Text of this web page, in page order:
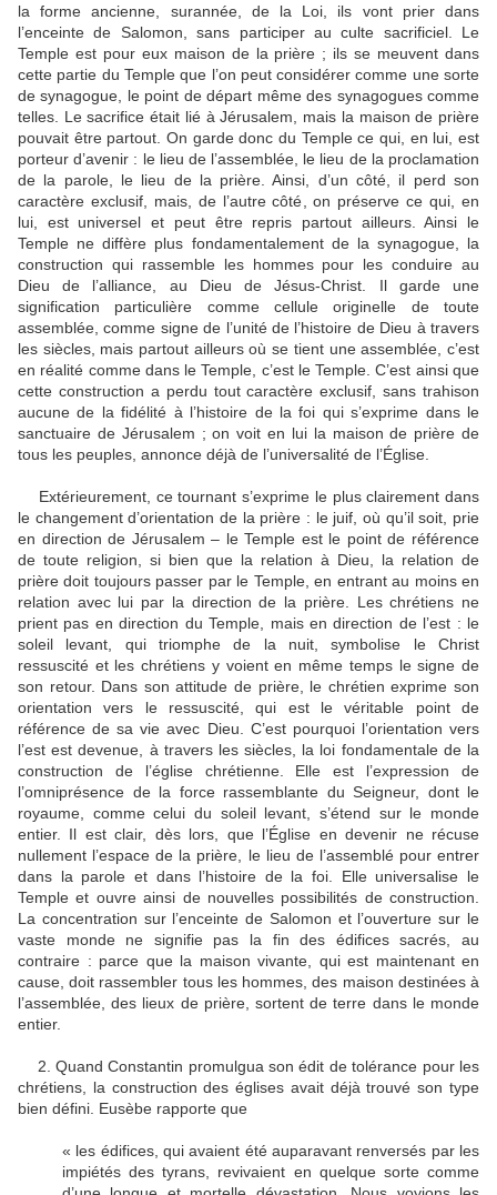
la forme ancienne, surannée, de la Loi, ils vont prier dans
l’enceinte de Salomon, sans participer au culte sacrificiel. Le
Temple est pour eux maison de la prière ; ils se meuvent dans
cette partie du Temple que l’on peut considérer comme une sorte
de synagogue, le point de départ même des synagogues comme
telles. Le sacrifice était lié à Jérusalem, mais la maison de prière
pouvait être partout. On garde donc du Temple ce qui, en lui, est
porteur d’avenir : le lieu de l’assemblée, le lieu de la proclamation
de la parole, le lieu de la prière. Ainsi, d’un côté, il perd son
caractère exclusif, mais, de l’autre côté, on préserve ce qui, en
lui, est universel et peut être repris partout ailleurs. Ainsi le
Temple ne diffère plus fondamentalement de la synagogue, la
construction qui rassemble les hommes pour les conduire au
Dieu de l’alliance, au Dieu de Jésus-Christ. Il garde une
signification particulière comme cellule originelle de toute
assemblée, comme signe de l’unité de l’histoire de Dieu à travers
les siècles, mais partout ailleurs où se tient une assemblée, c’est
en réalité comme dans le Temple, c’est le Temple. C’est ainsi que
cette construction a perdu tout caractère exclusif, sans trahison
aucune de la fidélité à l’histoire de la foi qui s’exprime dans le
sanctuaire de Jérusalem ; on voit en lui la maison de prière de
tous les peuples, annonce déjà de l’universalité de l’Église.
Extérieurement, ce tournant s’exprime le plus clairement dans
le changement d’orientation de la prière : le juif, où qu’il soit, prie
en direction de Jérusalem – le Temple est le point de référence
de toute religion, si bien que la relation à Dieu, la relation de
prière doit toujours passer par le Temple, en entrant au moins en
relation avec lui par la direction de la prière. Les chrétiens ne
prient pas en direction du Temple, mais en direction de l’est : le
soleil levant, qui triomphe de la nuit, symbolise le Christ
ressuscité et les chrétiens y voient en même temps le signe de
son retour. Dans son attitude de prière, le chrétien exprime son
orientation vers le ressuscité, qui est le véritable point de
référence de sa vie avec Dieu. C’est pourquoi l’orientation vers
l’est est devenue, à travers les siècles, la loi fondamentale de la
construction de l’église chrétienne. Elle est l’expression de
l’omniprésence de la force rassemblante du Seigneur, dont le
royaume, comme celui du soleil levant, s’étend sur le monde
entier. Il est clair, dès lors, que l’Église en devenir ne récuse
nullement l’espace de la prière, le lieu de l’assemblé pour entrer
dans la parole et dans l’histoire de la foi. Elle universalise le
Temple et ouvre ainsi de nouvelles possibilités de construction.
La concentration sur l’enceinte de Salomon et l’ouverture sur le
vaste monde ne signifie pas la fin des édifices sacrés, au
contraire : parce que la maison vivante, qui est maintenant en
cause, doit rassembler tous les hommes, des maison destinées à
l’assemblée, des lieux de prière, sortent de terre dans le monde
entier.
2. Quand Constantin promulgua son édit de tolérance pour les
chrétiens, la construction des églises avait déjà trouvé son type
bien défini. Eusèbe rapporte que
« les édifices, qui avaient été auparavant renversés par les
impiétés des tyrans, revivaient en quelque sorte comme